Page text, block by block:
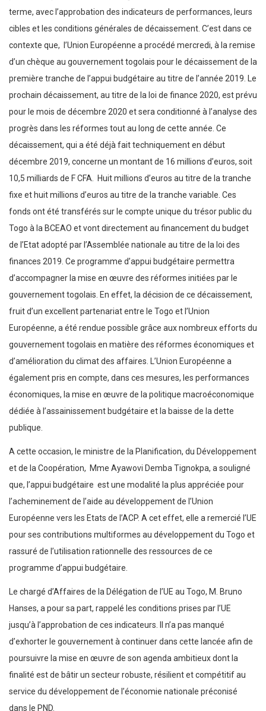
terme, avec l’approbation des indicateurs de performances, leurs
cibles et les conditions générales de décaissement. C’est dans ce
contexte que, l’Union Européenne a procédé mercredi, à la remise
d’un chèque au gouvernement togolais pour le décaissement de la
première tranche de l’appui budgétaire au titre de l’année 2019. Le
prochain décaissement, au titre de la loi de finance 2020, est prévu
pour le mois de décembre 2020 et sera conditionné à l’analyse des
progrès dans les réformes tout au long de cette année. Ce
décaissement, qui a été déjà fait techniquement en début
décembre 2019, concerne un montant de 16 millions d’euros, soit
10,5 milliards de F CFA. Huit millions d’euros au titre de la tranche
fixe et huit millions d’euros au titre de la tranche variable. Ces
fonds ont été transférés sur le compte unique du trésor public du
Togo à la BCEAO et vont directement au financement du budget
de l’Etat adopté par l’Assemblée nationale au titre de la loi des
finances 2019. Ce programme d’appui budgétaire permettra
d’accompagner la mise en œuvre des réformes initiées par le
gouvernement togolais. En effet, la décision de ce décaissement,
fruit d’un excellent partenariat entre le Togo et l’Union
Européenne, a été rendue possible grâce aux nombreux efforts du
gouvernement togolais en matière des réformes économiques et
d’amélioration du climat des affaires. L’Union Européenne a
également pris en compte, dans ces mesures, les performances
économiques, la mise en œuvre de la politique macroéconomique
dédiée à l’assainissement budgétaire et la baisse de la dette
publique.
A cette occasion, le ministre de la Planification, du Développement
et de la Coopération, Mme Ayawovi Demba Tignokpa, a souligné
que, l’appui budgétaire est une modalité la plus appréciée pour
l’acheminement de l’aide au développement de l’Union
Européenne vers les Etats de l’ACP. A cet effet, elle a remercié l’UE
pour ses contributions multiformes au développement du Togo et
rassuré de l’utilisation rationnelle des ressources de ce
programme d’appui budgétaire.
Le chargé d’Affaires de la Délégation de l’UE au Togo, M. Bruno
Hanses, a pour sa part, rappelé les conditions prises par l’UE
jusqu’à l’approbation de ces indicateurs. Il n’a pas manqué
d’exhorter le gouvernement à continuer dans cette lancée afin de
poursuivre la mise en œuvre de son agenda ambitieux dont la
finalité est de bâtir un secteur robuste, résilient et compétitif au
service du développement de l’économie nationale préconisé
dans le PND.